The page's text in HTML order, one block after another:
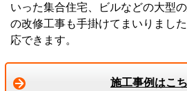
いった集合住宅、ビルなどの大型
の改修工事も手掛けてまいりまし
応できます。
施工事例はこ